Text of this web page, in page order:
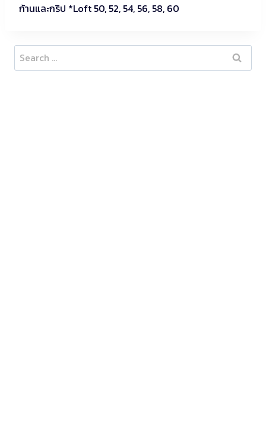
ก้านและกริป *Loft 50, 52, 54, 56, 58, 60
Search
for: